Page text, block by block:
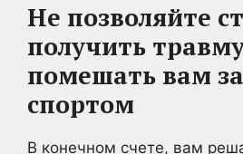
Не позволяйте
получить
помешать вам
спортом
В конечном счете, вам